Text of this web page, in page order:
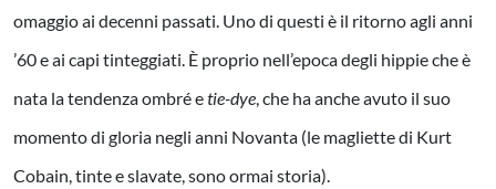
omaggio ai decenni passati. Uno di questi è il ritorno agli anni
’60 e ai capi tinteggiati. È proprio nell’epoca degli hippie che è
nata la tendenza ombré etie-dye , che ha anche avuto il suo
momento di gloria negli anni Novanta (le magliette di Kurt
Cobain, tinte e slavate, sono ormai storia).